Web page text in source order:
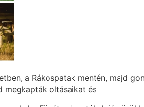
a Rákospatak mentén, majd
megkapták oltásaikat és